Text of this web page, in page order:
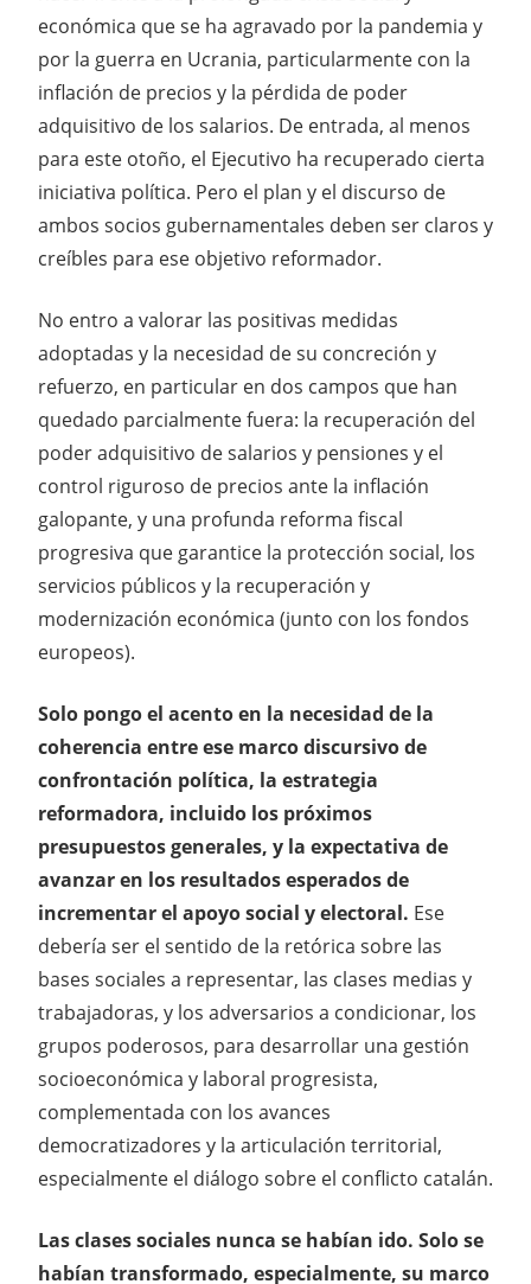
económica que se ha agravado por la pandemia y
por la guerra en Ucrania, particularmente con la
inflación de precios y la pérdida de poder
adquisitivo de los salarios. De entrada, al menos
para este otoño, el Ejecutivo ha recuperado cierta
iniciativa política. Pero el plan y el discurso de
ambos socios gubernamentales deben ser claros y
creíbles para ese objetivo reformador.
No entro a valorar las positivas medidas
adoptadas y la necesidad de su concreción y
refuerzo, en particular en dos campos que han
quedado parcialmente fuera: la recuperación del
poder adquisitivo de salarios y pensiones y el
control riguroso de precios ante la inflación
galopante, y una profunda reforma fiscal
progresiva que garantice la protección social, los
servicios públicos y la recuperación y
modernización económica (junto con los fondos
europeos).
Solo pongo el acento en la necesidad de la
coherencia entre ese marco discursivo de
confrontación política, la estrategia
reformadora, incluido los próximos
presupuestos generales, y la expectativa de
avanzar en los resultados esperados de
incrementar el apoyo social y electoral. Ese
debería ser el sentido de la retórica sobre las
bases sociales a representar, las clases medias y
trabajadoras, y los adversarios a condicionar, los
grupos poderosos, para desarrollar una gestión
socioeconómica y laboral progresista,
complementada con los avances
democratizadores y la articulación territorial,
especialmente el diálogo sobre el conflicto catalán.
Las clases sociales nunca se habían ido. Solo se
habían transformado, especialmente, su marco